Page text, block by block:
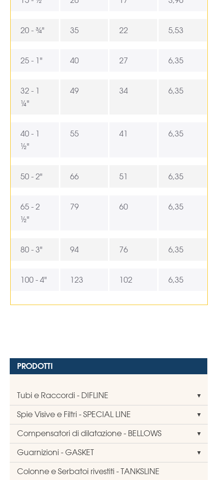
PRODOTTI
Tubi e Raccordi - DIFLINE
Spie Visive e Filtri - SPECIAL LINE
Compensatori di dilatazione - BELLOWS
Guarnizioni - GASKET
Colonne e Serbatoi rivestiti - TANKSLINE
20 - ¾" 35 22 5,53
25 - 1" 40 27 6,35
32 - 1
¼"
49 34 6,35
40 - 1
½"
55 41 6,35
50 - 2" 66 51 6,35
65 - 2
½"
79 60 6,35
80 - 3" 94 76 6,35
100 - 4" 123 102 6,35